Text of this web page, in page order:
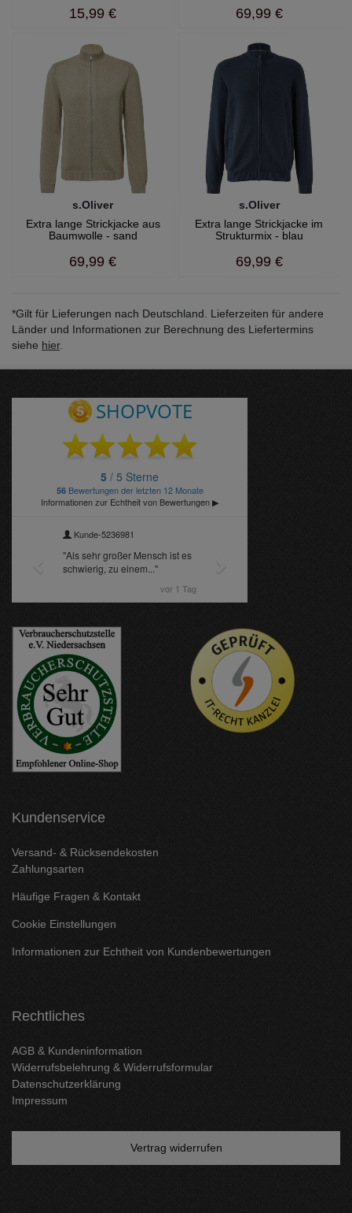
15,99 € 69,99 €
s.Oliver
Extra lange Strickjacke aus
Baumwolle - sand
69,99 €
s.Oliver
Extra lange Strickjacke im
Strukturmix - blau
69,99 €
*Gilt für Lieferungen nach Deutschland. Lieferzeiten für andere
Länder und Informationen zur Berechnung des Liefertermins
siehe hier.
Kundenservice
Versand- & Rücksendekosten
Zahlungsarten
Häufige Fragen & Kontakt
Cookie Einstellungen
Informationen zur Echtheit von Kundenbewertungen
Rechtliches
AGB & Kundeninformation
Widerrufsbelehrung & Widerrufsformular
Datenschutzerklärung
Impressum
Vertrag widerrufen